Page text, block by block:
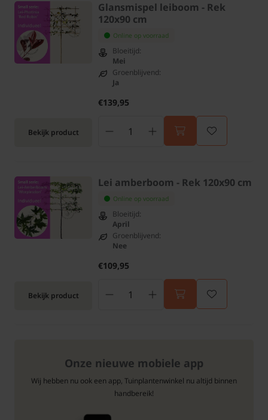
Bekijk product
Glansmispel leiboom - Rek
120x90 cm
Online op voorraad
Bloeitijd:
Mei
Groenblijvend:
Ja
€139,95
Bekijk product
Lei amberboom - Rek 120x90 cm
Online op voorraad
Bloeitijd:
April
Groenblijvend:
Nee
€109,95
Onze nieuwe mobiele app
Wij hebben nu ook een app, Tuinplantenwinkel nu altijd binnen
handbereik!